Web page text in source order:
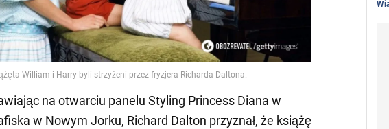
Video
na otwarciu panelu Styling Princess Diana w
w Nowym Jorku, Richard Dalton przyznał, że książę